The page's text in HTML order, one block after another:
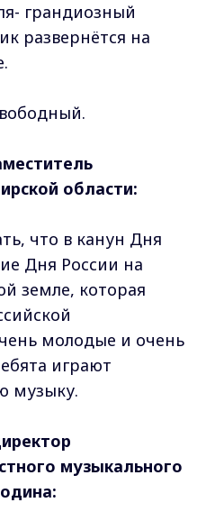
грандиозный
развернётся на
области:
что в канун Дня
Дня России на
земле, которая
молодые и очень
играют
музыку.
музыкального